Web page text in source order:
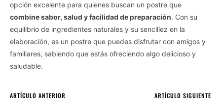
opción excelente para quienes buscan un postre que
combine sabor, salud y facilidad de preparación. Con su
equilibrio de ingredientes naturales y su sencillez en la
elaboración, es un postre que puedes disfrutar con amigos y
familiares, sabiendo que estás ofreciendo algo delicioso y
saludable.
ARTÍCULO ANTERIOR ARTÍCULO SIGUIENTE